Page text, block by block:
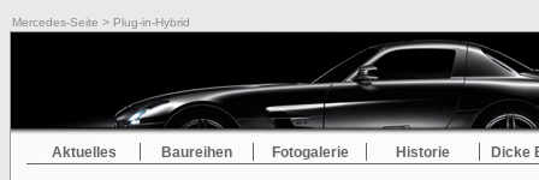
Mercedes-Seite > Plug-in-Hybrid
Aktuelles Baureihen Fotogalerie Historie Dicke